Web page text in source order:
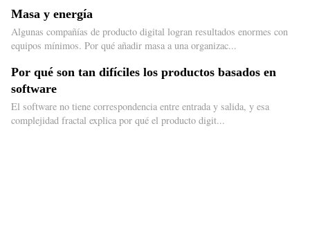
Masa y energía
Algunas compañías de producto digital logran resultados enormes con
equipos mínimos. Por qué añadir masa a una organizac...
Por qué son tan difíciles los productos basados en
software
El software no tiene correspondencia entre entrada y salida, y esa
complejidad fractal explica por qué el producto digit...